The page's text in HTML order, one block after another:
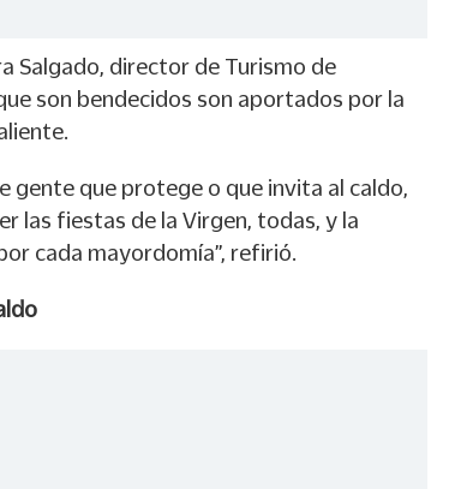
Salgado, director de Turismo de
son bendecidos son aportados por la
gente que protege o que invita al caldo,
las fiestas de la Virgen, todas, y la
cada mayordomía”, refirió.